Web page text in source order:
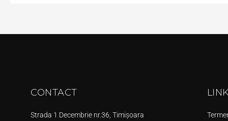
CONTACT
Strada 1 Decembrie nr.36, Timișoara